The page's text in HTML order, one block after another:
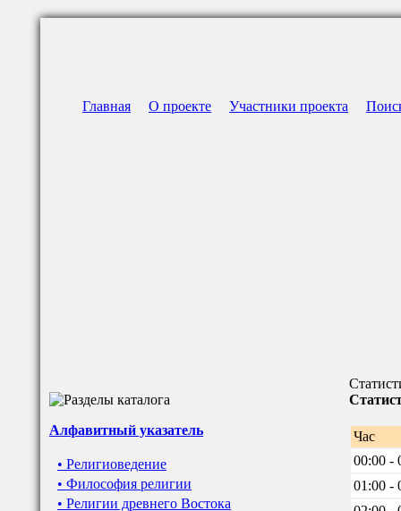
Главная О проекте Участники проекта
Алфавитный указатель
• Религиоведение
• Философия религии
• Религии древнего Востока
Час
00:00 -
01:00 -